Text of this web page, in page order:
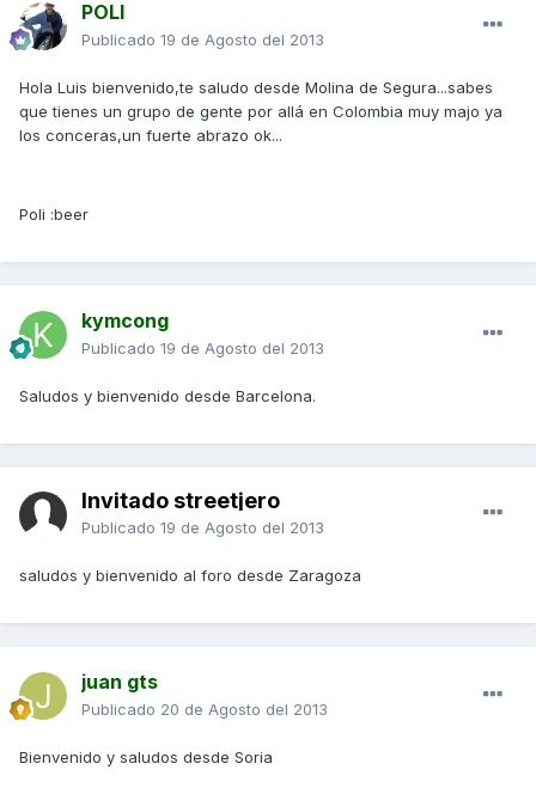
POLI
Publicado 19 de Agosto del 2013
Hola Luis bienvenido,te saludo desde Molina de Segura...sabes
que tienes un grupo de gente por allá en Colombia muy majo ya
los conceras,un fuerte abrazo ok...
Poli :beer
kymcong
Publicado 19 de Agosto del 2013
Saludos y bienvenido desde Barcelona.
Invitado streetjero
Publicado 19 de Agosto del 2013
saludos y bienvenido al foro desde Zaragoza
juan gts
Publicado 20 de Agosto del 2013
Bienvenido y saludos desde Soria